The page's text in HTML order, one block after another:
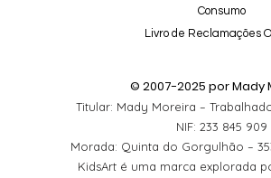
Consumo
Livro de Reclamações
© 2007-2025 por Mady
Titular: Mady Moreira –
NIF: 233 845 909
Morada: Quinta do Gorgulhão –
KidsArt é uma marca explorada